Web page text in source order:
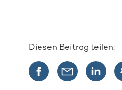
Diesen Beitrag teilen: